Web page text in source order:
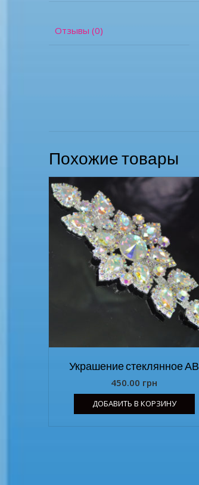
Отзывы (0)
Похожие товары
Украшение стеклянное АВ
450.00 грн
ДОБАВИТЬ В КОРЗИНУ